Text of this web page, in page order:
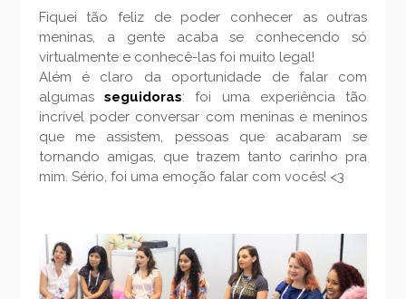
Fiquei tão feliz de poder conhecer as outras
meninas, a gente acaba se conhecendo só
virtualmente e conhecê-las foi muito legal!
Além é claro da oportunidade de falar com
algumas seguidoras: foi uma experiência tão
incrível poder conversar com meninas e meninos
que me assistem, pessoas que acabaram se
tornando amigas, que trazem tanto carinho pra
mim. Sério, foi uma emoção falar com vocês! <3